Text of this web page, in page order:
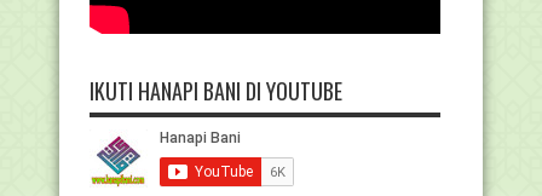
IKUTI HANAPI BANI DI YOUTUBE